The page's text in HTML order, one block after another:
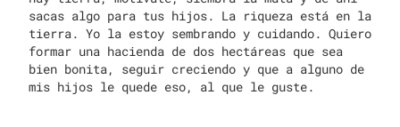
sacas algo para tus hijos. La riqueza está en la
tierra. Yo la estoy sembrando y cuidando. Quiero
formar una hacienda de dos hectáreas que sea
bien bonita, seguir creciendo y que a alguno de
mis hijos le quede eso, al que le guste.